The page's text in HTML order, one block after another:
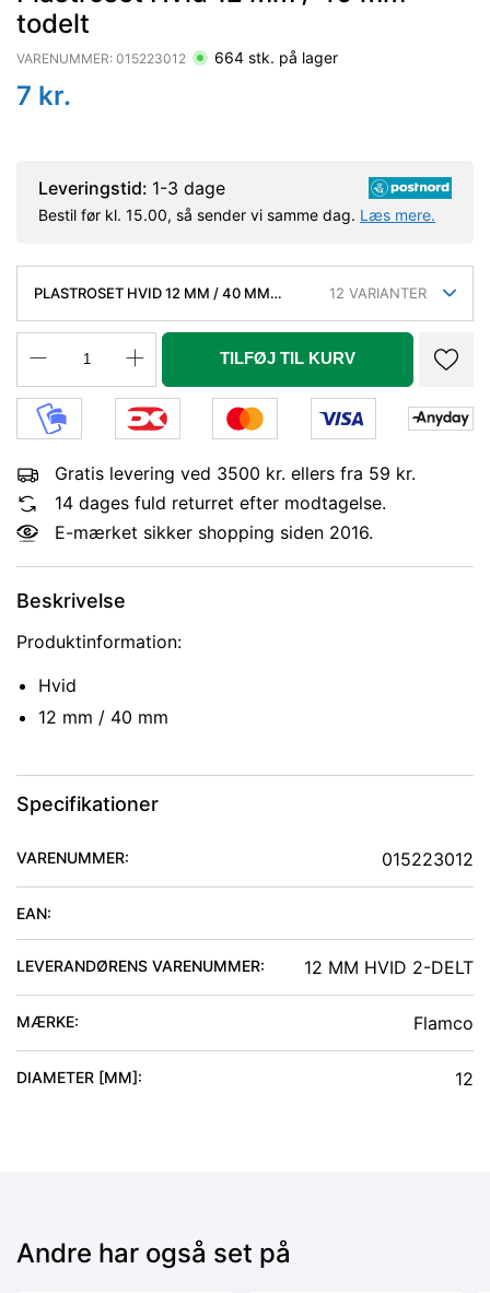
todelt
VARENUMMER: 015223012 664 stk. på lager
7 kr.
Leveringstid: 1-3 dage
Bestil før kl. 15.00, så sender vi samme dag. Læs mere.
PLASTROSET HVID 12 MM / 40 MM
12 VARIANTER
TILFØJ TIL KURV
Gratis levering ved 3500 kr. ellers fra 59 kr.
14 dages fuld returret efter modtagelse.
E-mærket sikker shopping siden 2016.
Beskrivelse
Produktinformation:
Hvid
12 mm / 40 mm
Specifikationer
VARENUMMER: 015223012
EAN:
LEVERANDØRENS VARENUMMER: 12 MM HVID 2-DELT
MÆRKE: Flamco
DIAMETER [MM]: 12
Andre har også set på